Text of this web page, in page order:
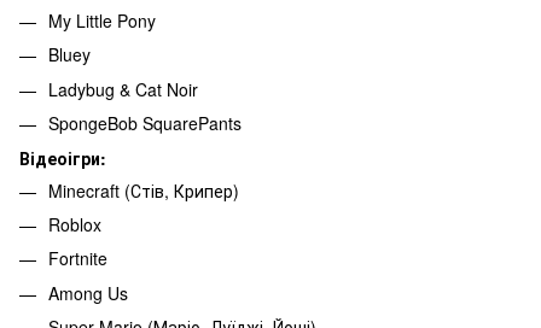
My Little Pony
Bluey
Ladybug & Cat Noir
SpongeBob SquarePants
Відеоігри:
Minecraft (Стів, Крипер)
Roblox
Fortnite
Among Us